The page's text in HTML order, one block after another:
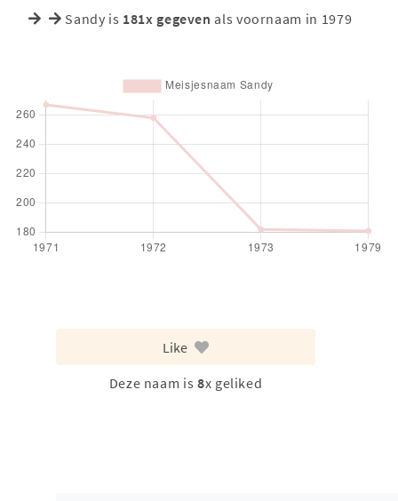
Sandy is 181x gegeven als voornaam in 1979
Like
Deze naam is 8x geliked